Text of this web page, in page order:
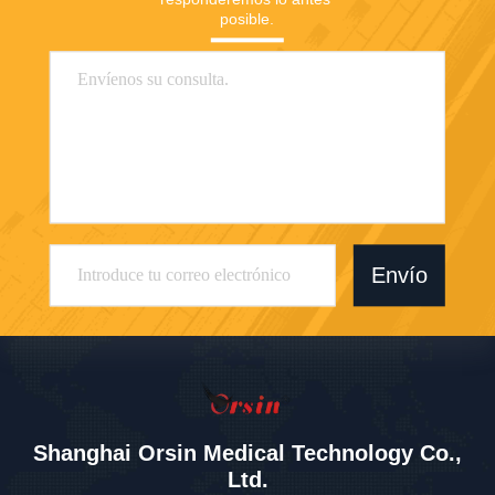
posible.
Envío
Shanghai Orsin Medical Technology Co.,
Ltd.